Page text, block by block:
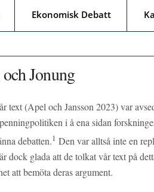
Ekonomisk Debatt
Jonung
text (Apel och Jansson 2023) var
i å ena sidan
debatten.1 Den var alltså inte en
dock glada att de tolkat vår text på
att bemöta deras argument.